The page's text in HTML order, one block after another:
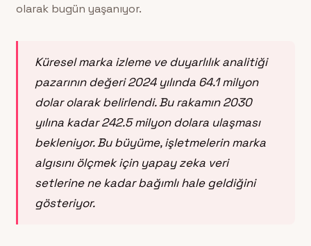
olarak bugün yaşanıyor.
Küresel marka izleme ve duyarlılık analitiği
pazarının değeri 2024 yılında 64.1 milyon
dolar olarak belirlendi. Bu rakamın 2030
yılına kadar 242.5 milyon dolara ulaşması
bekleniyor. Bu büyüme, işletmelerin marka
algısını ölçmek için yapay zeka veri
setlerine ne kadar bağımlı hale geldiğini
gösteriyor.